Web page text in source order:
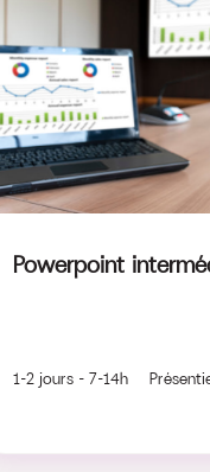
Powerpoint
1-2 jours - 7-14h